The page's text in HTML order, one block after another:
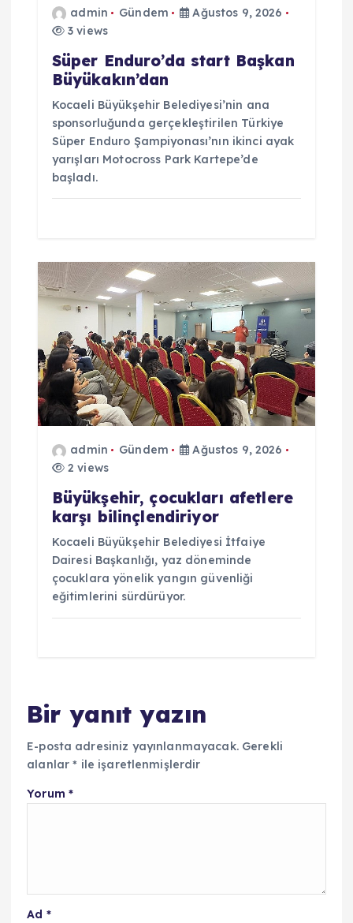
admin Gündem
Ağustos 9, 2026
3 views
Süper Enduro’da start Başkan
Büyükakın’dan
Kocaeli Büyükşehir Belediyesi’nin ana
sponsorluğunda gerçekleştirilen Türkiye
Süper Enduro Şampiyonası’nın ikinci ayak
yarışları Motocross Park Kartepe’de
başladı.
admin Gündem
Ağustos 9, 2026
2 views
Büyükşehir, çocukları afetlere
karşı bilinçlendiriyor
Kocaeli Büyükşehir Belediyesi İtfaiye
Dairesi Başkanlığı, yaz döneminde
çocuklara yönelik yangın güvenliği
eğitimlerini sürdürüyor.
Bir yanıt yazın
E-posta adresiniz yayınlanmayacak. Gerekli
alanlar* ile işaretlenmişlerdir
Yorum *
Ad *